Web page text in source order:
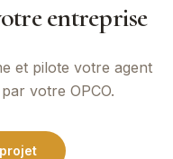
entreprise
et pilote votre agent
votre OPCO.